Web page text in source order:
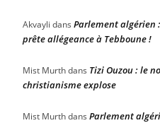
Akvayli dans Parlement algérien
prête allégeance à Tebboune !
Mist Murthdans Tizi Ouzou : le
christianisme explose
Mist Murthdans Parlement